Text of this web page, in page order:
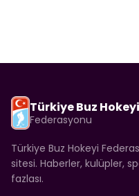
Türkiye Buz Hokeyi
Federasyonu
Türkiye Buz Hokeyi
sitesi. Haberler, kulüpler,
fazlası.